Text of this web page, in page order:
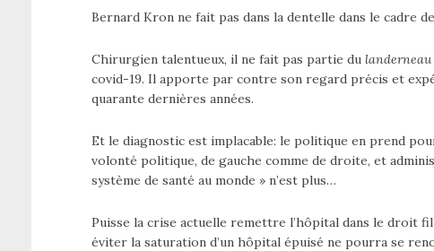
Bernard Kron ne fait pas dans la dentelle dans le cadre
Chirurgien talentueux, il ne fait pas partie du landerneau
covid-19. Il apporte par contre son regard précis et
quarante dernières années.
Et le diagnostic est implacable: le politique en prend
volonté politique, de gauche comme de droite, et
système de santé au monde » n’est plus…
Puisse la crise actuelle remettre l’hôpital dans le droit
éviter la saturation d’un hôpital épuisé ne pourra se